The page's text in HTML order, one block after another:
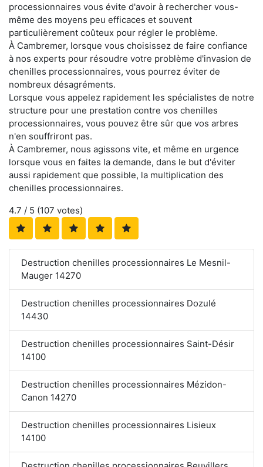
processionnaires vous évite d'avoir à rechercher vous-
même des moyens peu efficaces et souvent
particulièrement coûteux pour régler le problème.
À Cambremer, lorsque vous choisissez de faire confiance
à nos experts pour résoudre votre problème d'invasion de
chenilles processionnaires, vous pourrez éviter de
nombreux désagréments.
Lorsque vous appelez rapidement les spécialistes de notre
structure pour une prestation contre vos chenilles
processionnaires, vous pouvez être sûr que vos arbres
n'en souffriront pas.
À Cambremer, nous agissons vite, et même en urgence
lorsque vous en faites la demande, dans le but d'éviter
aussi rapidement que possible, la multiplication des
chenilles processionnaires.
4.7 / 5 (107 votes)
Destruction chenilles processionnaires Le Mesnil-
Mauger 14270
Destruction chenilles processionnaires Dozulé
14430
Destruction chenilles processionnaires Saint-Désir
14100
Destruction chenilles processionnaires Mézidon-
Canon 14270
Destruction chenilles processionnaires Lisieux
14100